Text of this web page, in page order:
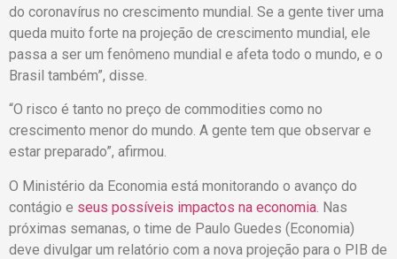
do coronavírus no crescimento mundial. Se a gente tiver uma
queda muito forte na projeção de crescimento mundial, ele
passa a ser um fenômeno mundial e afeta todo o mundo, e o
Brasil também”, disse.
“O risco é tanto no preço de commodities como no
crescimento menor do mundo. A gente tem que observar e
estar preparado”, afirmou.
O Ministério da Economia está monitorando o avanço do
contágio e seus possíveis impactos na economia . Nas
próximas semanas, o time de Paulo Guedes (Economia)
deve divulgar um relatório com a nova projeção para o PIB de